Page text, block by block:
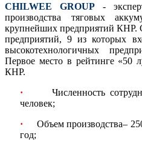
CHILWEE GROUP -
производства тяговых
крупнейших предприятий КНР.
предприятий, 9 из которых
высокотехнологичных
Первое место в рейтинге «50
КНР.
·
Численность
человек;
·
Объем производства–
год;